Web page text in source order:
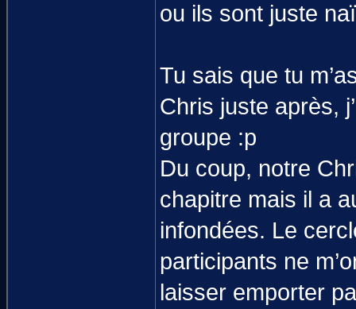
ou ils sont juste
Tu sais que tu
Chris juste après,
groupe :p
Du coup, notre
chapitre mais il a
infondées. Le
participants ne
laisser emporter